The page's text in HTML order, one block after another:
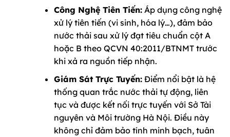
Công Nghệ Tiên Tiến:Áp dụng công nghệ
xử lý tiên tiến (vi sinh, hóa lý…), đảm bảo
nước thải sau xử lý đạt tiêu chuẩn cột A
hoặc B theo QCVN 40:2011/BTNMT trước
khi xả ra nguồn tiếp nhận.
Giám Sát Trực Tuyến:Điểm nổi bật là hệ
thống quan trắc nước thải tự động, liên
tục và được kết nối trực tuyến với Sở Tài
nguyên và Môi trường Hà Nội. Điều này
không chỉ đảm bảo tính minh bạch, tuân